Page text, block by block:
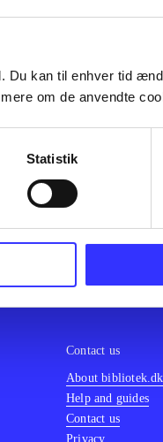
Du kan til enhver tid
om de anvendte
Statistik
Contact us
About bibliotek.dk
Help and guides
Contact us
Privacy